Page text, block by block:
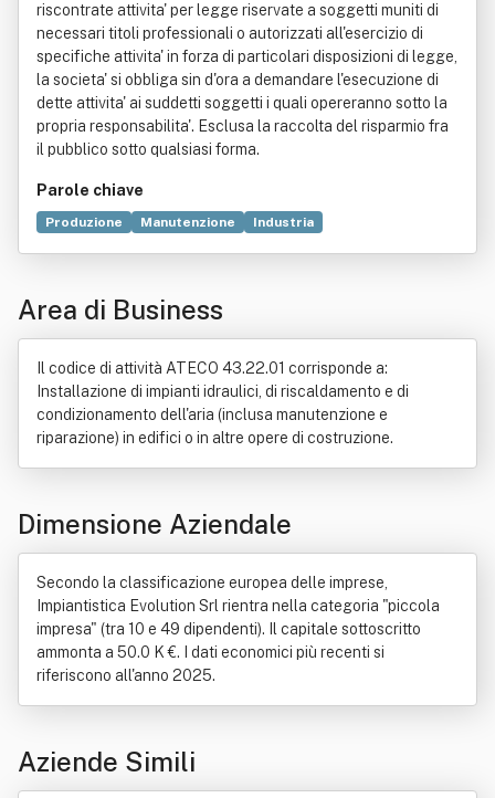
riscontrate attivita' per legge riservate a soggetti muniti di
necessari titoli professionali o autorizzati all'esercizio di
specifiche attivita' in forza di particolari disposizioni di legge,
la societa' si obbliga sin d'ora a demandare l'esecuzione di
dette attivita' ai suddetti soggetti i quali opereranno sotto la
propria responsabilita'. Esclusa la raccolta del risparmio fra
il pubblico sotto qualsiasi forma.
Parole chiave
Produzione Manutenzione
Industria
Informatica
Scuola privata
Area di Business
Il codice di attività ATECO 43.22.01 corrisponde a:
Installazione di impianti idraulici, di riscaldamento e di
condizionamento dell'aria (inclusa manutenzione e
riparazione) in edifici o in altre opere di costruzione.
Dimensione Aziendale
Secondo la classificazione europea delle imprese,
Impiantistica Evolution Srl rientra nella categoria "piccola
impresa" (tra 10 e 49 dipendenti). Il capitale sottoscritto
ammonta a 50.0 K €. I dati economici più recenti si
riferiscono all'anno 2025.
Aziende Simili